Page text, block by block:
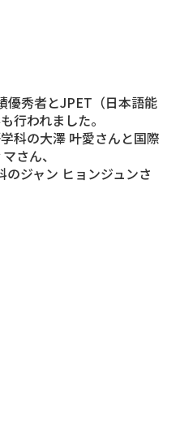
優秀者とJPET（日本語能
行われました。
科の大澤 叶愛さんと国際
さん、
のジャン ヒョンジュンさ